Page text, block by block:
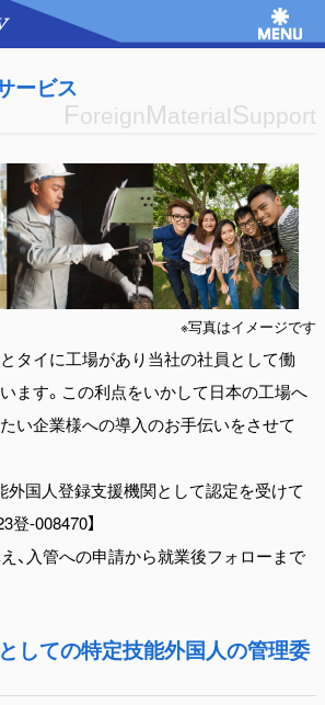
ービス
ForeignMaterialSupport
※写真はイメージです
タイに工場があり当社の社員として働
ます。この利点をいかして日本の工場へ
い企業様への導入のお手伝いをさせて
外国人登録支援機関として認定を受けて
登-008470】
、入管への申請から就業後フォローまで
しての特定技能外国人の管理委